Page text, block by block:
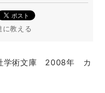
に教える
学術文庫 2008年 カ